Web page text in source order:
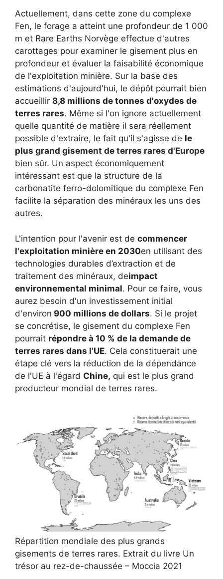
Actuellement, dans cette zone du complexe
Fen, le forage a atteint une profondeur de 1 000
m et Rare Earths Norvège effectue d'autres
carottages pour examiner le gisement plus en
profondeur et évaluer la faisabilité économique
de l'exploitation minière. Sur la base des
estimations d'aujourd'hui, le dépôt pourrait bien
accueillir 8,8 millions de tonnes d'oxydes de
terres rares. Même si l'on ignore actuellement
quelle quantité de matière il sera réellement
possible d'extraire, le fait qu'il s'agisse de le
plus grand gisement de terres rares d'Europe
bien sûr. Un aspect économiquement
intéressant est que la structure de la
carbonatite ferro-dolomitique du complexe Fen
facilite la séparation des minéraux les uns des
autres.
L'intention pour l'avenir est de commencer
l'exploitation minière en 2030en utilisant des
technologies durables d’extraction et de
traitement des minéraux, deimpact
environnemental minimal. Pour ce faire, vous
aurez besoin d'un investissement initial
d'environ 900 millions de dollars. Si le projet
se concrétise, le gisement du complexe Fen
pourrait répondre à 10 % de la demande de
terres rares dans l’UE. Cela constituerait une
étape clé vers la réduction de la dépendance
de l'UE à l'égard Chine, qui est le plus grand
producteur mondial de terres rares.
Répartition mondiale des plus grands
gisements de terres rares. Extrait du livre Un
trésor au rez-de-chaussée – Moccia 2021